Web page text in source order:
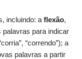
incluindo: a flexão,
para indicar
“correndo”); a
palavras a partir